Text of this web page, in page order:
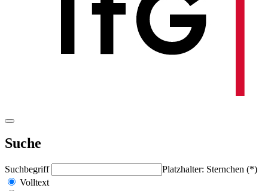
Suche
Suchbegriff
Platzhalter: Sternchen (*)
Volltext